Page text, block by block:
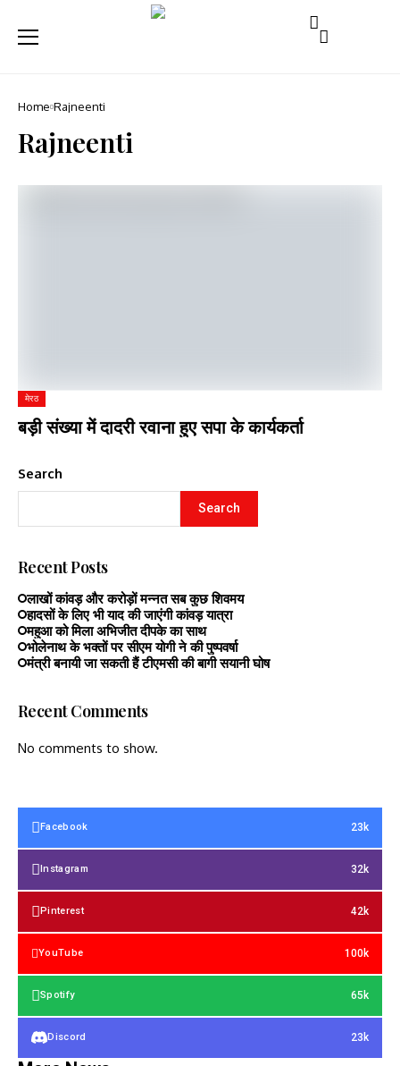
Home Rajneenti
Rajneenti
मेरठ
बड़ी संख्या में दादरी रवाना हुए सपा के कार्यकर्ता
Search
Search
Recent Posts
लाखों कांवड़ और करोड़ों मन्नत सब कुछ शिवमय
हादसों के लिए भी याद की जाएंगी कांवड़ यात्रा
महुआ को मिला अभिजीत दीपके का साथ
भोलेनाथ के भक्तों पर सीएम योगी ने की पुष्पवर्षा
मंत्री बनायी जा सकती हैं टीएमसी की बागी सयानी घोष
Recent Comments
No comments to show.
Facebook 23k
Instagram 32k
Pinterest 42k
YouTube 100k
Spotify 65k
Discord 23k